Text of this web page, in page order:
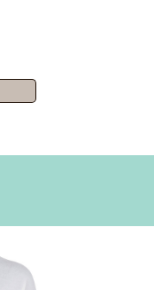
خروج از حساب کاربری